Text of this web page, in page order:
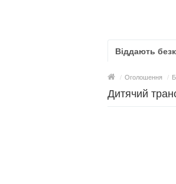
Віддають
/ Оголошення /
Дитячий